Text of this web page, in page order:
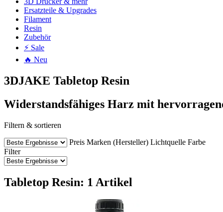
Ersatzteile & Upgrades
Filament
Resin
Zubehör
⚡ Sale
🔥 Neu
3DJAKE Tabletop Resin
Widerstandsfähiges Harz mit
Filtern & sortieren
Preis Marken (Hersteller) Lichtquelle Farbe
Filter
Tabletop Resin: 1 Artikel